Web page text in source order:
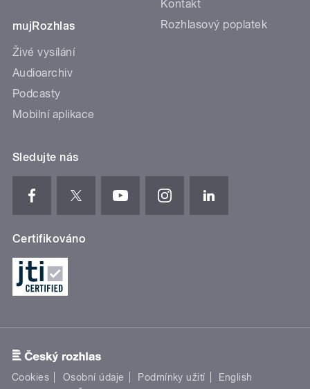
mujRozhlas
Živé vysílání
Audioarchiv
Podcasty
Mobilní aplikace
Kontakt
Rozhlasový poplatek
Sledujte nás
Certifikováno
Cookies Osobní údaje Podmínky užití
English